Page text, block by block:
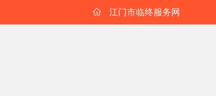
江门市临终服务网